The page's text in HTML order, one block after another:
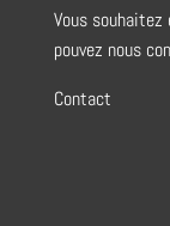
Vous
pouvez nous
Contact